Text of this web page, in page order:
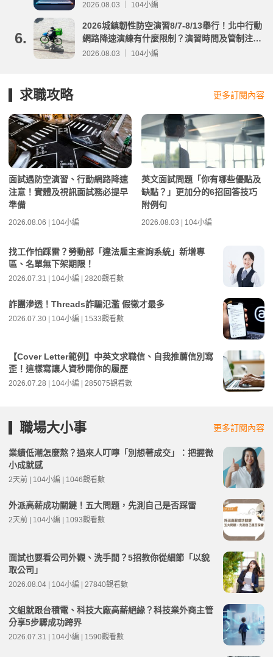
2026.08.03 ｜ 104小編
6.
2026城鎮韌性防空演習8/7-8/13舉行！北中行動
網路降速演練有什麼限制？演習時間及管制注意
事項整理
2026.08.03 ｜ 104小編
求職攻略 更多訂閱內容
面試遇防空演習、行動網路降速
注意！實體及視訊面試務必提早
準備
2026.08.06 | 104小編
英文面試問題「你有哪些優點及
缺點？」更加分的6招回答技巧
附例句
2026.08.03 | 104小編
找工作怕踩雷？勞動部「違法雇主查詢系統」新增專
區、名單無下架期限！
2026.07.31 | 104小編 | 2820觀看數
詐團滲透！Threads詐騙氾濫 假徵才最多
2026.07.30 | 104小編 | 1533觀看數
【Cover Letter範例】中英文求職信、自我推薦信別寫
歪！這樣寫讓人資秒開你的履歷
2026.07.28 | 104小編 | 285075觀看數
職場大小事 更多訂閱內容
業績低潮怎麼熬？過來人叮嚀「別想著成交」：把握微
小成就感
2天前 | 104小編 | 1046觀看數
外派高薪成功關鍵！五大問題，先測自己是否踩雷
2天前 | 104小編 | 1093觀看數
面試也要看公司外觀、洗手間？5招教你從細節「以貌
取公司」
2026.08.04 | 104小編 | 27840觀看數
文組就跟台積電、科技大廠高薪絕緣？科技業外商主管
分享5步驟成功跨界
2026.07.31 | 104小編 | 1590觀看數